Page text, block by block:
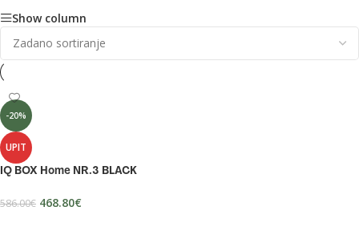
Show column
-20%
UPIT
IQ BOX Home NR.3 BLACK
586.00€ 468.80€